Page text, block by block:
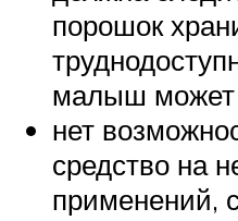
порошок
малыш может
нет
средство на
применений,